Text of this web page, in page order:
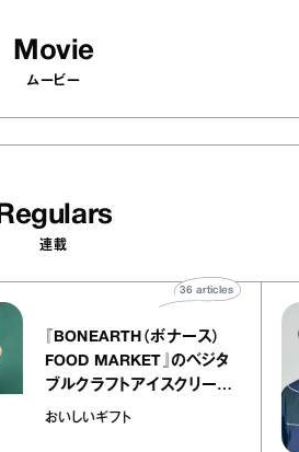
Movie
ムービー
Regulars
連載
『BONEARTH（ボナース）
FOOD MARKET』のベジタ
ブルクラフトアイスクリーム
｜真野知子の「おいしいギフ
おいしいギフト
36 articles